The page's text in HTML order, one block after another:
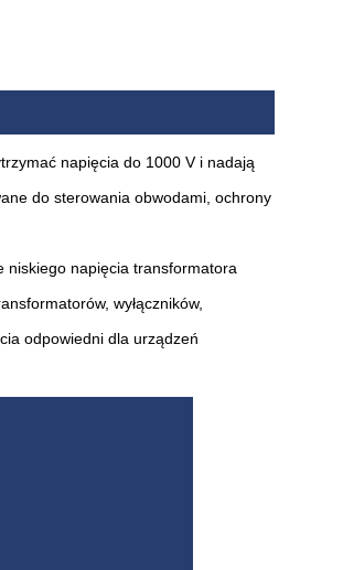
napięcia do 1000 V i nadają
do sterowania obwodami, ochrony
niskiego napięcia transformatora
wyłączników,
odpowiedni dla urządzeń